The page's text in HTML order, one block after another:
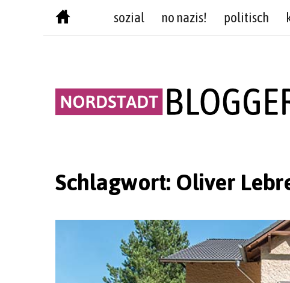
sozial no nazis! politisch
Schlagwort: Oliver